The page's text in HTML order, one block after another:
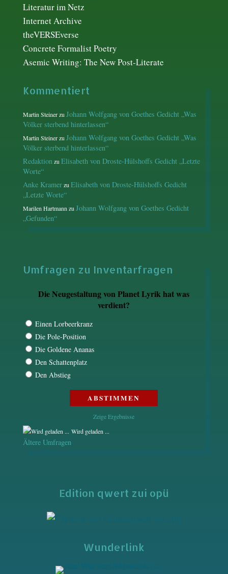
Literatur im Netz
Internet Archive
theVERSEverse
Concrete Formalist Poetry
Asemic Writing: The New Post-Literate
Kommentiert
Martin SteinerzuJohann Wolfgang von Goethes Gedicht „Was
Völker sterbend hinterlassen“
Martin SteinerzuJohann Wolfgang von Goethes Gedicht „Was
Völker sterbend hinterlassen“
RedaktionzuElisabeth von Droste-Hülshoffs Gedicht „Letzte
Worte“
Anke KramerzuElisabeth von Droste-Hülshoffs Gedicht
„Letzte Worte“
Marilen HartmannzuJohann Wolfgang von Goethes Gedicht
„Gefunden“
Umfragen zu Inventarfragen
Die Neugestaltung von Planet Lyrik hat was
verdient?
Einen Lorbeerkranz
Die Pole-Position
Die Goldene Ananas
Den Schattenplatz
Den Abstieg
Zeige Ergebnisse
Wird geladen ...
Ältere Umfragen
Edition qwert zui opü
Wunderlink